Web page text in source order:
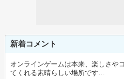
新着コメント
オンラインゲームは本来、楽しさや
てくれる素晴らしい場所です…